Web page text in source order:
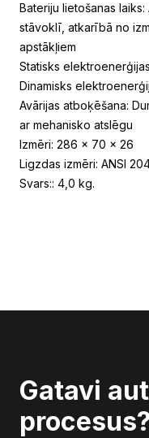
Bateriju lietošanas
stāvoklī, atkarībā no
apstākļiem
Statisks
Dinamisks
Avārijas atboķēšana:
ar mehanisko atslēgu
Izmēri: 286 x 70 x 26
Ligzdas izmēri: ANSI
Svars:: 4,0 kg.
Gatavi
procesus?